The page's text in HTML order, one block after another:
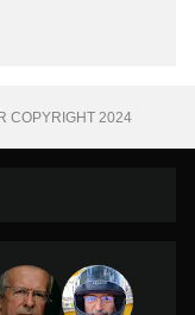
humana.
2024